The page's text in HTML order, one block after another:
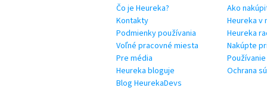
Čo je Heureka?
Kontakty
Podmienky používania
Voľné pracovné miesta
Pre média
Heureka bloguje
Blog HeurekaDevs
Ako
Heureka v
Heureka
Nakúpte
Ochrana